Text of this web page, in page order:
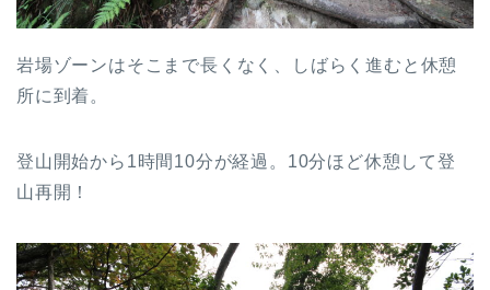
岩場ゾーンはそこまで長くなく、しばらく進むと休憩
所に到着。
登山開始から1時間10分が経過。10分ほど休憩して登
山再開！